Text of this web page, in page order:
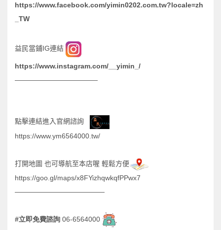
https://www.facebook.com/yimin0202.com.tw?locale=zh
_TW
益民當鋪IG連結
https://www.instagram.com/__yimin_/
————————————
點擊連結進入官網諮詢
https://www.ym6564000.tw/
打開地圖 也可導航至本店喔 輕鬆方便
https://goo.gl/maps/x8FYizhqwkqfPPwx7
—————————————
#立即免費諮詢 06-6564000